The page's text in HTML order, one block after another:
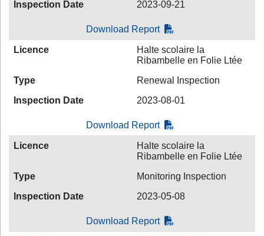
Inspection Date 2023-09-21
Download Report
Licence
Halte scolaire la
Ribambelle en Folie Ltée
Type
Renewal Inspection
Inspection Date
2023-08-01
Download Report
Licence
Halte scolaire la
Ribambelle en Folie Ltée
Type
Monitoring Inspection
Inspection Date
2023-05-08
Download Report